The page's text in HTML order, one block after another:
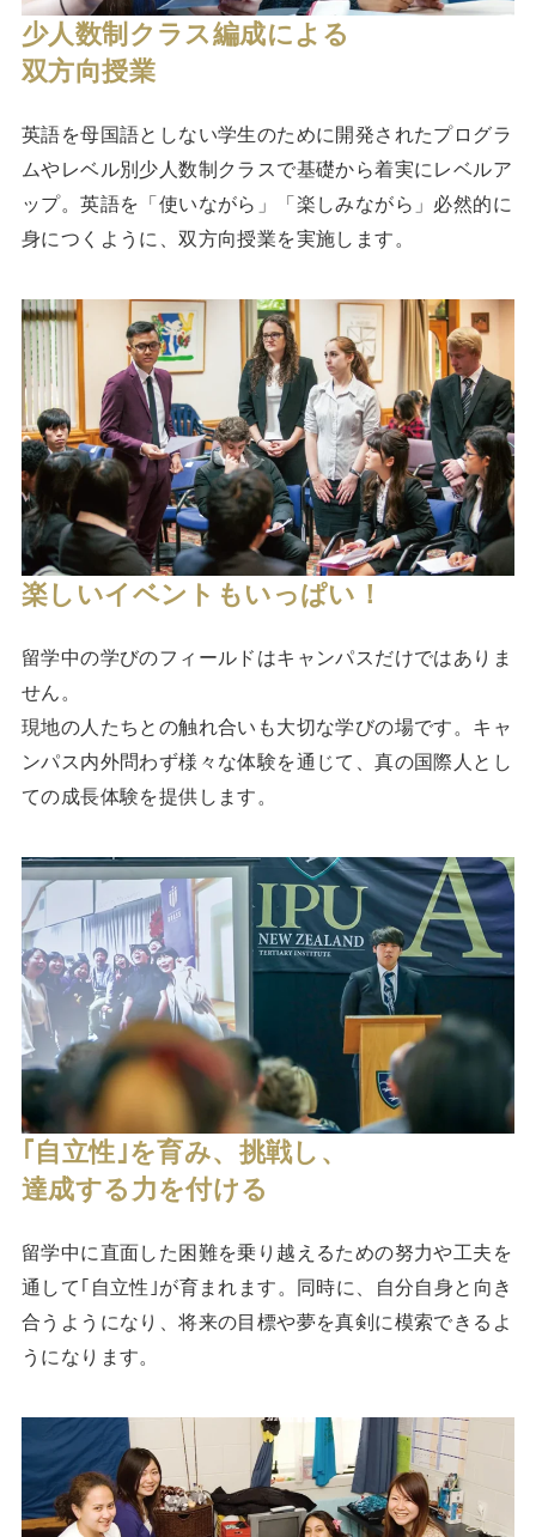
少人数制クラス編成による
双方向授業
英語を母国語としない学生のために開発されたプログラ
ムやレベル別少人数制クラスで基礎から着実にレベルア
ップ。英語を「使いながら」「楽しみながら」必然的に
身につくように、双方向授業を実施します。
楽しいイベントもいっぱい！
留学中の学びのフィールドはキャンパスだけではありま
せん。
現地の人たちとの触れ合いも大切な学びの場です。キャ
ンパス内外問わず様々な体験を通じて、真の国際人とし
ての成長体験を提供します。
｢自立性｣を育み、挑戦し、
達成する力を付ける
留学中に直面した困難を乗り越えるための努力や工夫を
通して｢自立性｣が育まれます。同時に、自分自身と向き
合うようになり、将来の目標や夢を真剣に模索できるよ
うになります。